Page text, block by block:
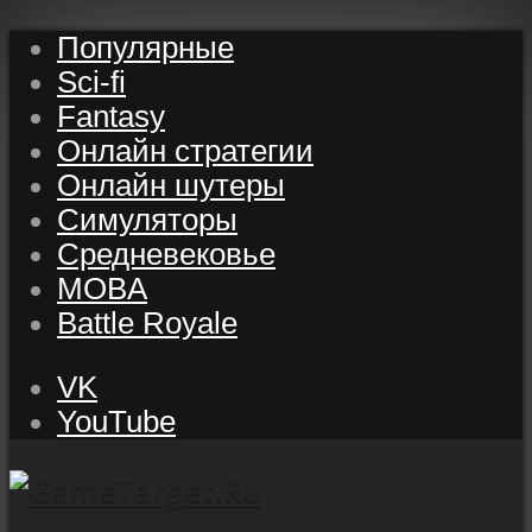
Популярные
Sci-fi
Fantasy
Онлайн стратегии
Онлайн шутеры
Симуляторы
Средневековье
MOBA
Battle Royale
VK
YouTube